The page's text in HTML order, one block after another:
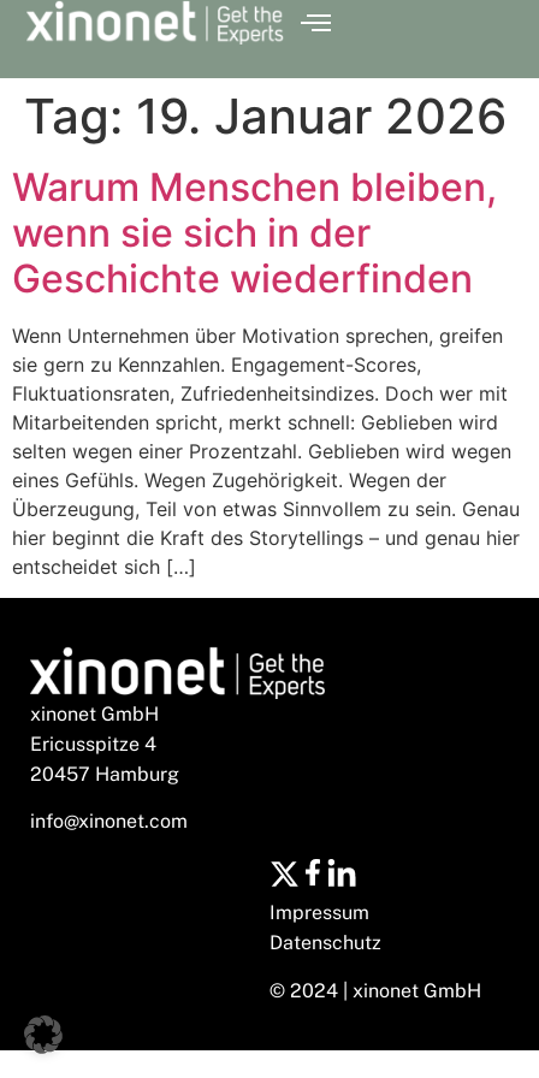
Tag: 19. Januar 2026
Warum Menschen bleiben,
wenn sie sich in der
Geschichte wiederfinden
Wenn Unternehmen über Motivation sprechen, greifen
sie gern zu Kennzahlen. Engagement-Scores,
Fluktuationsraten, Zufriedenheitsindizes. Doch wer mit
Mitarbeitenden spricht, merkt schnell: Geblieben wird
selten wegen einer Prozentzahl. Geblieben wird wegen
eines Gefühls. Wegen Zugehörigkeit. Wegen der
Überzeugung, Teil von etwas Sinnvollem zu sein. Genau
hier beginnt die Kraft des Storytellings – und genau hier
entscheidet sich […]
xinonet GmbH
Ericusspitze 4
20457 Hamburg
info@xinonet.com
Impressum
Datenschutz
© 2024 | xinonet GmbH